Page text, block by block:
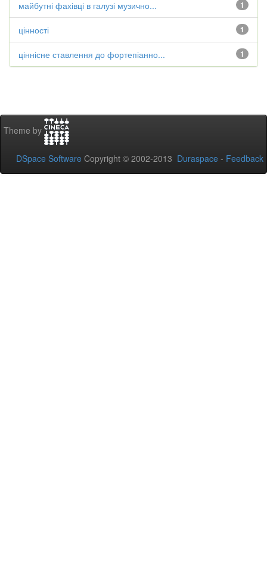
1
майбутні фахівці в галузі музично...
1
цінності
1
ціннісне ставлення до фортепіанно...
Theme by
DSpace Software Copyright © 2002-2013 Duraspace - Feedback